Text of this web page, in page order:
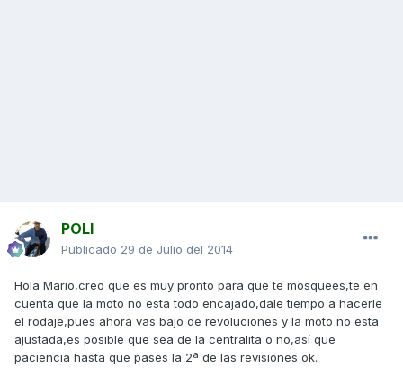
POLI
Publicado 29 de Julio del 2014
Hola Mario,creo que es muy pronto para que te mosquees,te en
cuenta que la moto no esta todo encajado,dale tiempo a hacerle
el rodaje,pues ahora vas bajo de revoluciones y la moto no esta
ajustada,es posible que sea de la centralita o no,así que
paciencia hasta que pases la 2ª de las revisiones ok.